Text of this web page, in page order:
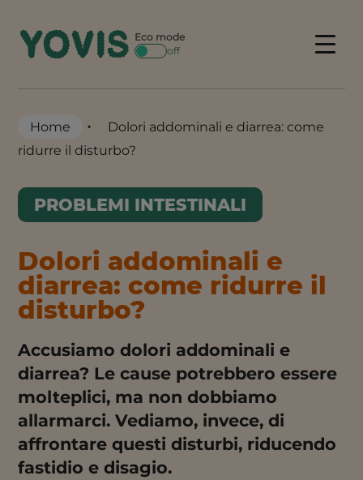
content
Eco mode
off
Menu
Home •
Dolori addominali e diarrea: come
ridurre il disturbo?
PROBLEMI INTESTINALI
Dolori addominali e
diarrea: come ridurre il
disturbo?
Accusiamo dolori addominali e
diarrea? Le cause potrebbero essere
molteplici, ma non dobbiamo
allarmarci. Vediamo, invece, di
affrontare questi disturbi, riducendo
fastidio e disagio.